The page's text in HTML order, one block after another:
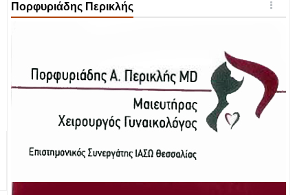
Πορφυριάδης Περικλής